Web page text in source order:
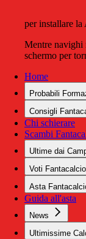
per installare
Mentre navighi
schermo per
Home
Probabili
Consigli
Chi schierare
Scambi
Ultime dai
Voti Fantacalcio
Asta
Guida all'asta
News
Ultimissime